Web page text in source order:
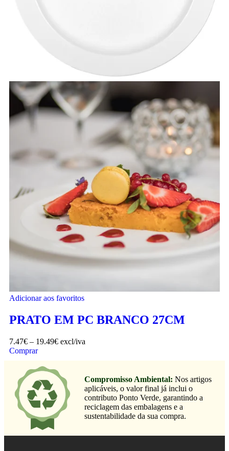
Adicionar aos favoritos
PRATO EM PC BRANCO 27CM
7.47€ – 19.49€ excl/iva
Comprar
Compromisso Ambiental: Nos artigos
aplicáveis, o valor final já inclui o
contributo Ponto Verde, garantindo a
reciclagem das embalagens e a
sustentabilidade da sua compra.